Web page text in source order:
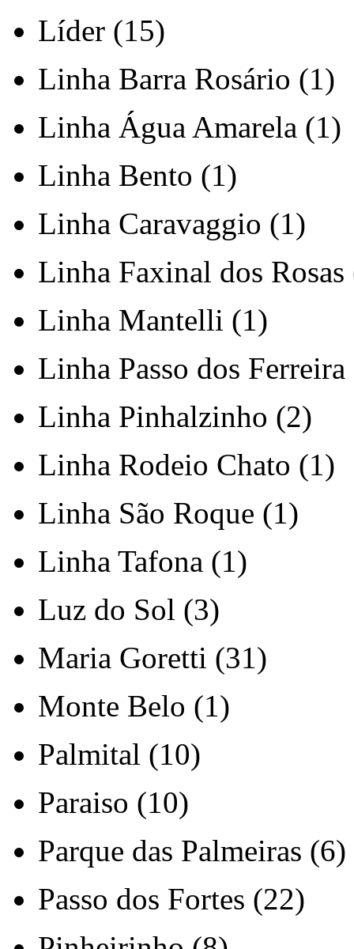
Líder (15)
Linha Barra Rosário (1)
Linha Água Amarela (1)
Linha Bento (1)
Linha Caravaggio (1)
Linha Faxinal dos Rosas
Linha Mantelli (1)
Linha Passo dos
Linha Pinhalzinho (2)
Linha Rodeio Chato (1)
Linha São Roque (1)
Linha Tafona (1)
Luz do Sol (3)
Maria Goretti (31)
Monte Belo (1)
Palmital (10)
Paraiso (10)
Parque das Palmeiras (6)
Passo dos Fortes (22)